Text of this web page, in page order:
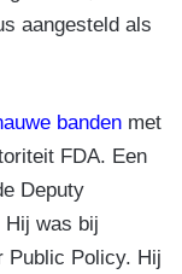
aangesteld als
banden met
FDA. Een
Deputy
Hij was bij
Public Policy. Hij